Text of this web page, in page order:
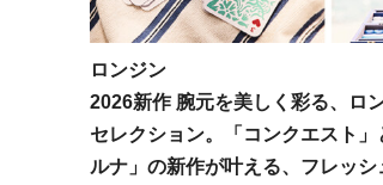
ロンジン
2026新作 腕元を美しく彩る、ロ
セレクション。「コンクエスト
ルナ」の新作が叶える、フレッ